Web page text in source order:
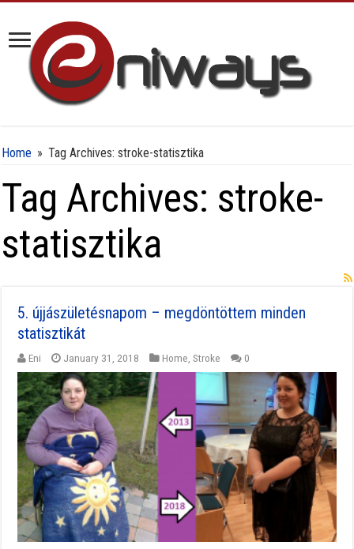
Home » Tag Archives: stroke-statisztika
Tag Archives: stroke-
statisztika
5. újjászületésnapom – megdöntöttem minden
statisztikát
Eni January 31, 2018 Home ,Stroke 0